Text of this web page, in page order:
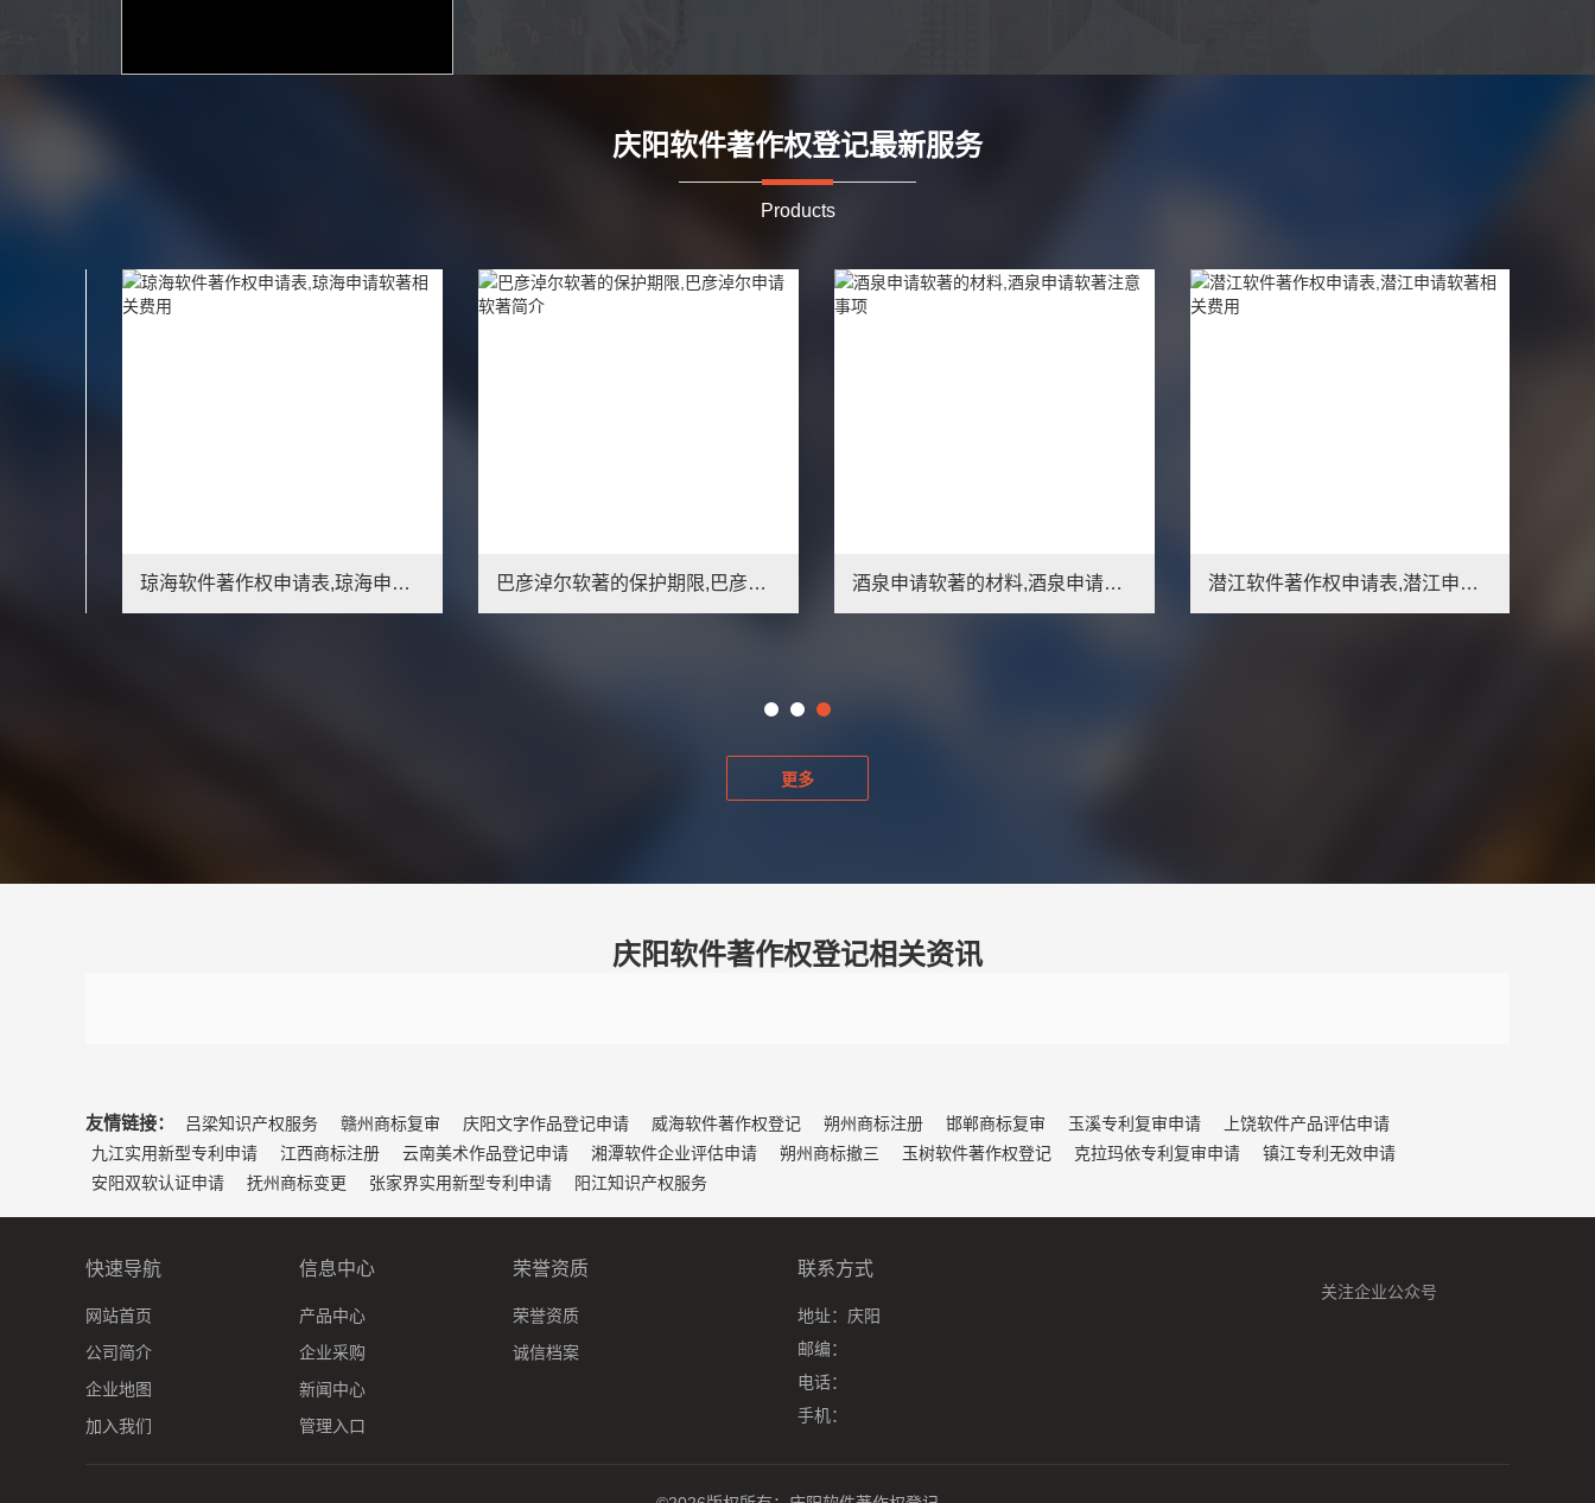
庆阳软件著作权登记最新服务
Products
琼海软件著作权申请表,琼海申请软著相关费用 巴彦淖尔软著的保护期限,巴彦淖尔申请软著简介 酒泉申请软著的材料,酒泉申请软著注意事项 潜江软件著作权申请表,潜江申请软著相关费用
更多
庆阳软件著作权登记相关资讯
友情链接： 吕梁知识产权服务 赣州商标复审 庆阳文字作品登记申请 威海软件著作权登记 朔州商标注册 邯郸商标复审 玉溪专利复审申请
上饶软件产品评估申请
九江实用新型专利申请
江西商标注册 云南美术作品登记申请 湘潭软件企业评估申请 朔州商标撤三 玉树软件著作权登记 克拉玛依专利复审申请
镇江专利无效申请
安阳双软认证申请
抚州商标变更 张家界实用新型专利申请 阳江知识产权服务
快速导航
网站首页
公司简介
企业地图
加入我们
信息中心
产品中心
企业采购
新闻中心
管理入口
荣誉资质
荣誉资质
诚信档案
联系方式
地址： 庆阳
邮编：
电话：
手机：
关注企业公众号